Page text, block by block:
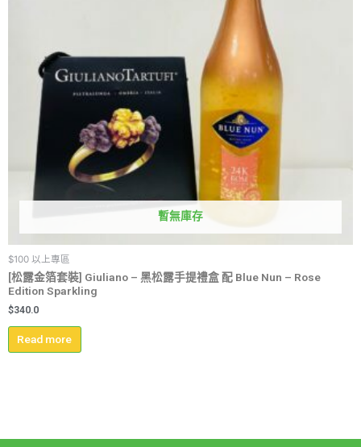
暫無庫存
$100 以上專區
[松露金箔套裝] Giuliano – 黑松露手提禮盒 配 Blue Nun – Rose
Edition Sparkling
$340.0
Read more